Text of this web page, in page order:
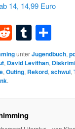
14, 14,99 Euro
Reddit
Tumblr
unterJugendbuch,
, David Levithan,
, Outing, Rekord, schwul,
.